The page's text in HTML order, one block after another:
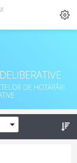
DE HOTĂRÂRI